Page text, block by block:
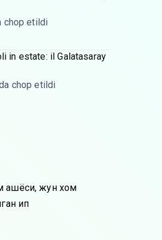
chop etildi
in estate: il Galatasaray
chop etildi
ашёси, жун хом
ип